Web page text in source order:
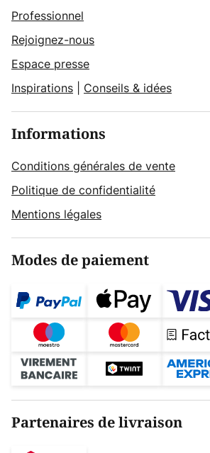
Professionnel
Rejoignez-nous
Espace presse
Inspirations
Conseils & idées
Informations
Conditions générales de vente
Politique de confidentialité
Mentions légales
Modes de paiement
Partenaires de livraison